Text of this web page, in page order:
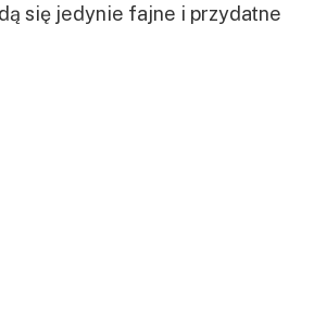
się jedynie fajne i przydatne